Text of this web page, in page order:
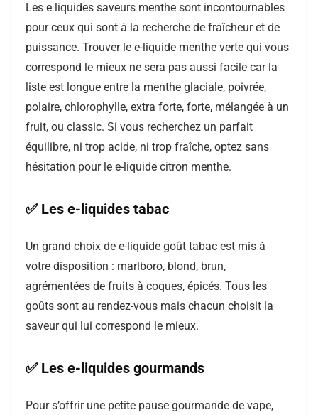
Les e liquides saveurs menthe sont incontournables
pour ceux qui sont à la recherche de fraîcheur et de
puissance. Trouver le e-liquide menthe verte qui vous
correspond le mieux ne sera pas aussi facile car la
liste est longue entre la menthe glaciale, poivrée,
polaire, chlorophylle, extra forte, forte, mélangée à un
fruit, ou classic. Si vous recherchez un parfait
équilibre, ni trop acide, ni trop fraîche, optez sans
hésitation pour le e-liquide citron menthe.
✅ Les e-liquides tabac
Un grand choix de e-liquide goût tabac est mis à
votre disposition : marlboro, blond, brun,
agrémentées de fruits à coques, épicés. Tous les
goûts sont au rendez-vous mais chacun choisit la
saveur qui lui correspond le mieux.
✅ Les e-liquides gourmands
Pour s’offrir une petite pause gourmande de vape,